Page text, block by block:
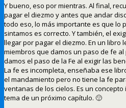
Y bueno, eso por mientras. Al final,
pagar el diezmo y antes que andar
todo eso, lo más importante es que lo
sintamos es correcto. Y también, el
llegar por pagar el diezmo. En un libro
miembros que damos un paso de fe
damos el paso de la Fe al exigir las
La fe es incompleta, enseñaba ese
el mandamiento pero no tiene la fe
ventanas de los cielos. Es un
tema de un próximo capítulo. 🙂